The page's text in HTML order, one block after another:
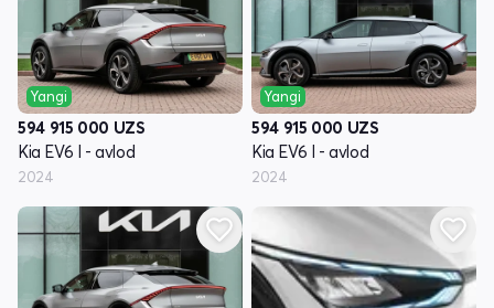
Yangi
594 915 000 UZS
Kia EV6 I - avlod
2024
Yangi
594 915 000 UZS
Kia EV6 I - avlod
2024